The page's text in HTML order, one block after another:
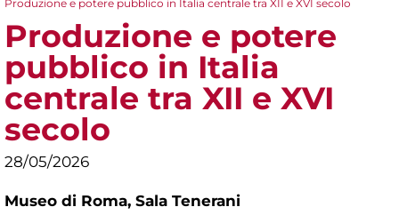
Produzione e potere pubblico in Italia centrale tra XII e XVI secolo
Produzione e potere
pubblico in Italia
centrale tra XII e XVI
secolo
28/05/2026
Museo di Roma, Sala Tenerani